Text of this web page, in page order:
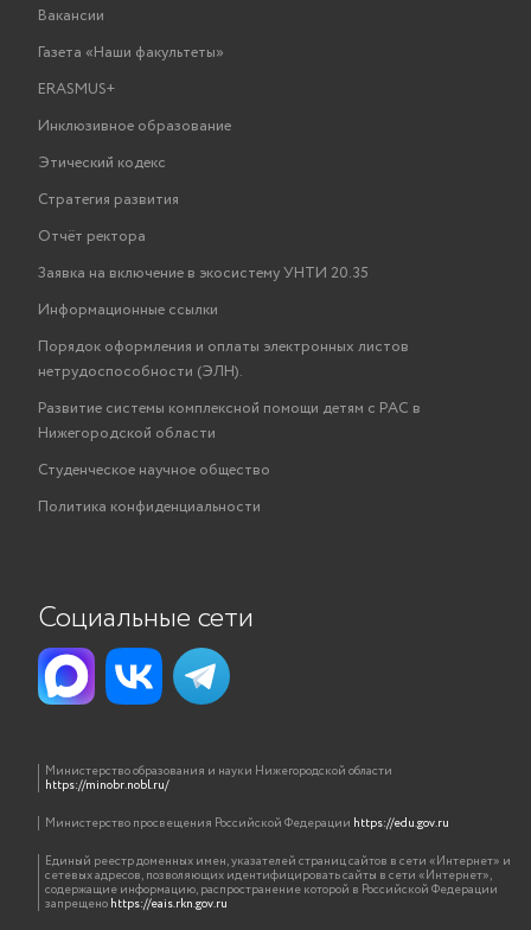
Вакансии
Газета «Наши факультеты»
ERASMUS+
Инклюзивное образование
Этический кодекс
Стратегия развития
Отчёт ректора
Заявка на включение в экосистему УНТИ 20.35
Информационные ссылки
Порядок оформления и оплаты электронных листов
нетрудоспособности (ЭЛН).
Развитие системы комплексной помощи детям с РАС в
Нижегородской области
Студенческое научное общество
Политика конфиденциальности
Социальные сети
Министерство образования и науки Нижегородской области
https://minobr.nobl.ru/
Министерство просвещения Российской Федерации https://edu.gov.ru
Единый реестр доменных имен, указателей страниц сайтов в сети «Интернет» и
сетевых адресов, позволяющих идентифицировать сайты в сети «Интернет»,
содержащие информацию, распространение которой в Российской Федерации
запрещеноhttps://eais.rkn.gov.ru